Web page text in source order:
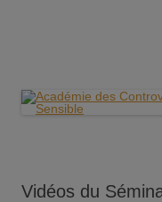
Vidéos du